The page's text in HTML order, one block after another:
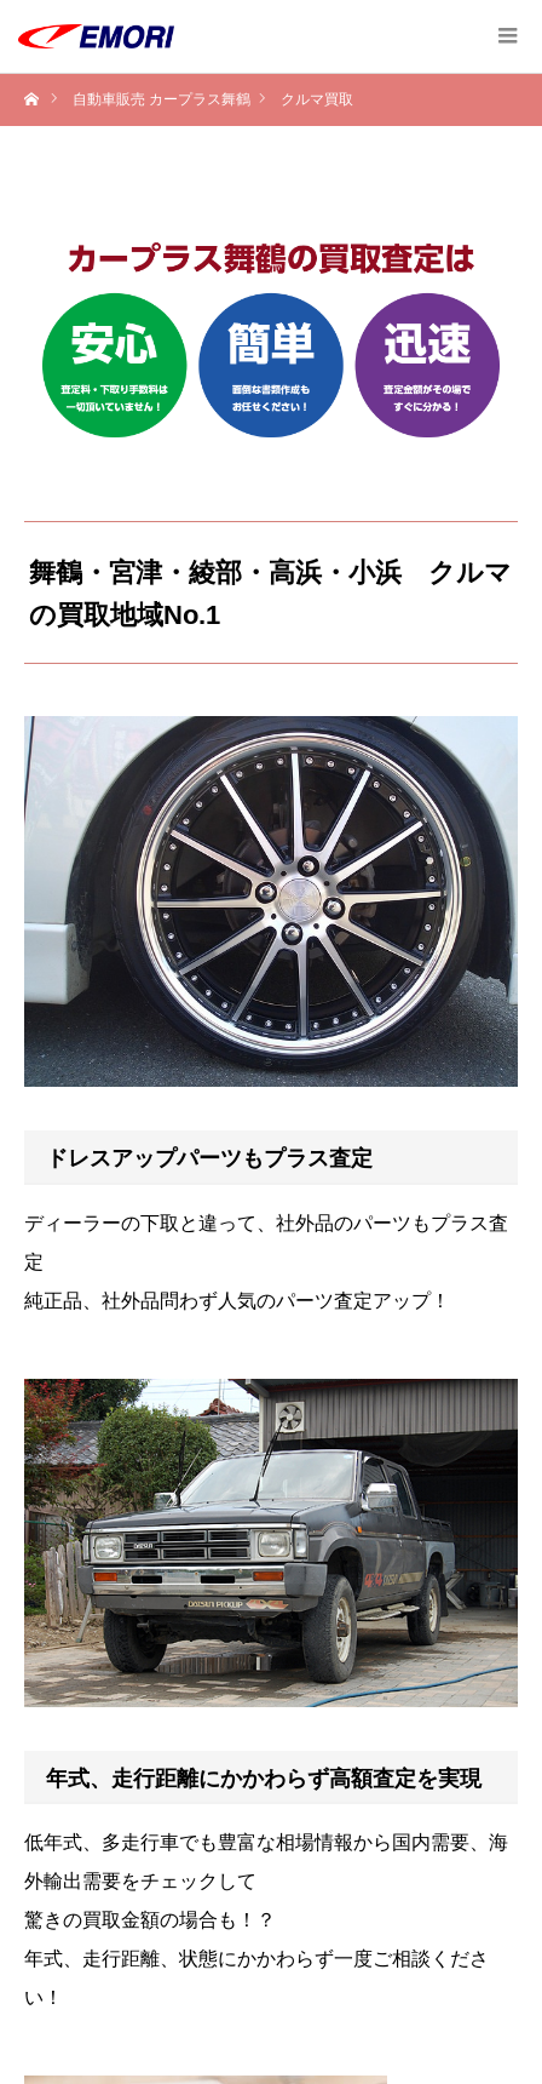
自動車販売 カープラス舞鶴 クルマ買取
舞鶴・宮津・綾部・高浜・小浜 クルマ
の買取地域No.1
ドレスアップパーツもプラス査定
ディーラーの下取と違って、社外品のパーツもプラス査
定
純正品、社外品問わず人気のパーツ査定アップ！
年式、走行距離にかかわらず高額査定を実現
低年式、多走行車でも豊富な相場情報から国内需要、海
外輸出需要をチェックして
驚きの買取金額の場合も！？
年式、走行距離、状態にかかわらず一度ご相談くださ
い！